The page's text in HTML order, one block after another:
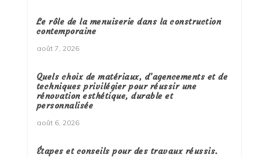
Le rôle de la menuiserie dans la construction
contemporaine
août 7, 2026
Quels choix de matériaux, d’agencements et de
techniques privilégier pour réussir une
rénovation esthétique, durable et
personnalisée
août 6, 2026
Étapes et conseils pour des travaux réussis.